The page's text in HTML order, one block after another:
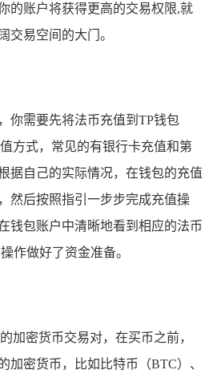
的账户将获得更高的交易权限,就
交易空间的大门。
你需要先将法币充值到TP钱包
方式，常见的有银行卡充值和第
据自己的实际情况，在钱包的充值
然后按照指引一步步完成充值操
钱包账户中清晰地看到相应的法币
作做好了资金准备。
加密货币交易对，在买币之前，
加密货币，比如比特币（BTC）、